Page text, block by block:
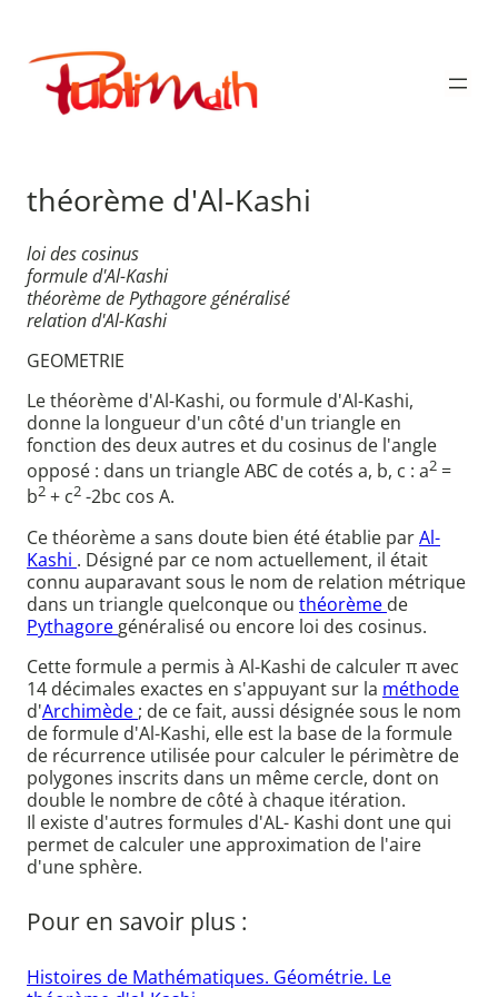
contenu
Publimath
théorème d'Al-Kashi
loi des cosinus
formule d'Al-Kashi
théorème de Pythagore généralisé
relation d'Al-Kashi
GEOMETRIE
Le théorème d'Al-Kashi, ou formule d'Al-Kashi,
donne la longueur d'un côté d'un triangle en
fonction des deux autres et du cosinus de l'angle
opposé : dans un triangle ABC de cotés a, b, c : a2 =
b2 + c2 -2bc cos A.
Ce théorème a sans doute bien été établie parAl-
Kashi . Désigné par ce nom actuellement, il était
connu auparavant sous le nom de relation métrique
dans un triangle quelconque ou théorème de
Pythagore généralisé ou encore loi des cosinus.
Cette formule a permis à Al-Kashi de calculer π avec
14 décimales exactes en s'appuyant sur la méthode
d'Archimède ; de ce fait, aussi désignée sous le nom
de formule d'Al-Kashi, elle est la base de la formule
de récurrence utilisée pour calculer le périmètre de
polygones inscrits dans un même cercle, dont on
double le nombre de côté à chaque itération.
Il existe d'autres formules d'AL- Kashi dont une qui
permet de calculer une approximation de l'aire
d'une sphère.
Pour en savoir plus :
Histoires de Mathématiques. Géométrie. Le